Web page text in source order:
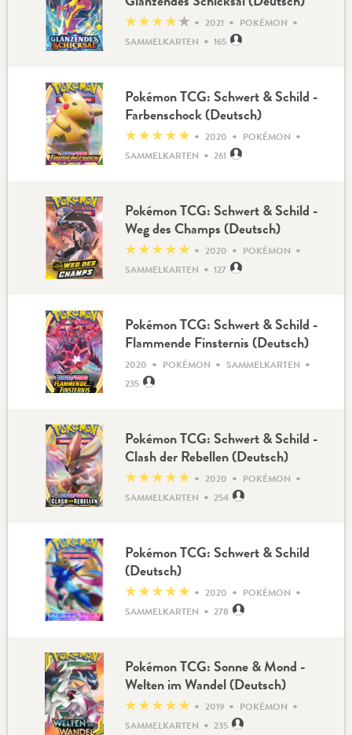
★★★★★ • 2021 • POKÉMON •
SAMMELKARTEN • 165
Pokémon TCG: Schwert & Schild -
Farbenschock (Deutsch)
★★★★★ • 2020 • POKÉMON •
SAMMELKARTEN • 261
Pokémon TCG: Schwert & Schild -
Weg des Champs (Deutsch)
★★★★★ • 2020 • POKÉMON •
SAMMELKARTEN • 127
Pokémon TCG: Schwert & Schild -
Flammende Finsternis (Deutsch)
2020 • POKÉMON • SAMMELKARTEN •
235
Pokémon TCG: Schwert & Schild -
Clash der Rebellen (Deutsch)
★★★★★ • 2020 • POKÉMON •
SAMMELKARTEN • 254
Pokémon TCG: Schwert & Schild
(Deutsch)
★★★★★ • 2020 • POKÉMON •
SAMMELKARTEN • 278
Pokémon TCG: Sonne & Mond -
Welten im Wandel (Deutsch)
★★★★★ • 2019 • POKÉMON •
SAMMELKARTEN • 235